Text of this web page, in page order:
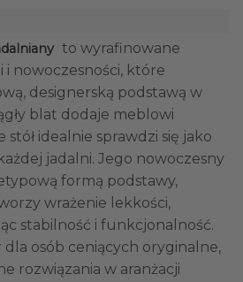
to wyrafinowane
i nowoczesności, które
designerską podstawą w
blat dodaje meblowi
stół idealnie sprawdzi się jako
jadalni. Jego nowoczesny
formą podstawy,
wrażenie lekkości,
stabilność i funkcjonalność.
dla osób ceniących oryginalne,
rozwiązania w aranżacji